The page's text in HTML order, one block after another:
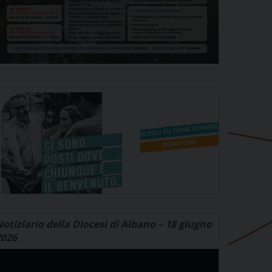
della Diocesi di Albano – 18 giugno